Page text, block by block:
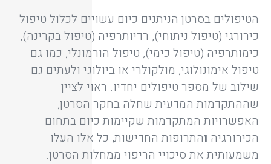
הטיפולים בסרטן הניתנים כיום עשויים לכלול טיפול
כירורגי (טיפול ניתוחי), רדיותרפיה (טיפול בקרינה),
כימותרפיה (טיפול כימי), טיפול הורמונלי, כמו גם
טיפול אימונולוגי, מולקולרי או ביולוגי ולעתים גם
שילוב של מספר טיפולים יחדיו. ראוי לציין
שההתקדמות המדעית שחלה בחקר הסרטן,
האפשרויות המתקדמות שקיימות כיום בתחום
הכירורגיה והתרופות החדישות, כל אלו העלו
משמעותית את סיכויי הריפוי ממחלות הסרטן.